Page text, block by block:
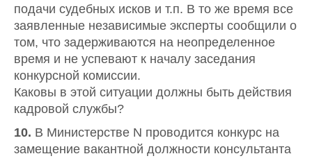
подачи судебных исков и т.п. В то же время все
заявленные независимые эксперты сообщили о
том, что задерживаются на неопределенное
время и не успевают к началу заседания
конкурсной комиссии.
Каковы в этой ситуации должны быть действия
кадровой службы?
10. В Министерстве N проводится конкурс на
замещение вакантной должности консультанта